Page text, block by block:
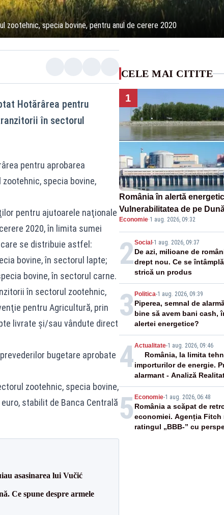
zootehnic, specia bovine, pentru anul de cerere 2020
Hotărârea pentru
în sectorul
pentru aprobarea
specia bovine,
pentru ajutoarele naţionale
2020, în limita sumei
care se distribuie astfel:
bovine, în sectorul lapte;
bovine, în sectorul carne.
în sectorul zootehnic,
pentru Agricultură, prin
livrate şi/sau vândute direct
bugetare aprobate
zootehnic, specia bovine,
stabilit de Banca Centrală
asasinarea lui Vučić
Ce spune despre armele
CELE MAI CITITE
1
România în alertă
Vulnerabilitatea de pe
pune în pericol Centrala
cunoscută de pe vremea
Economie·1 aug. 2026, 09:32
2Social -1 aug. 2026, 09:37
De azi, milioane de
drept nou. Ce se
strică un produs
3 Politica-1 aug. 2026, 09:39
Piperea, semnal de
bine să avem bani cash,
alertei energetice?
4Actualitate-1 aug. 2026, 09:46
România, la limita
importurilor de energie.
alarmant - Analiză
5 Economie-1 aug. 2026, 06:48
România a scăpat de
economiei. Agenția Fitch
ratingul „BBB-” cu